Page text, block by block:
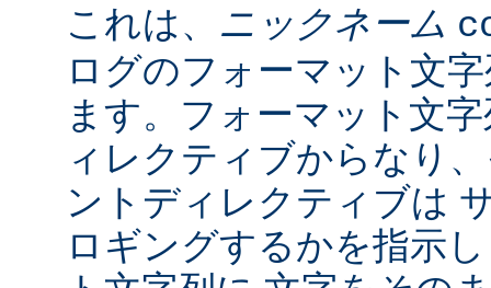
これは、 ニックネーム
ログのフォーマット文
ます。フォーマット文
ィレクティブからなり
ントディレクティブは
ロギングするかを指示